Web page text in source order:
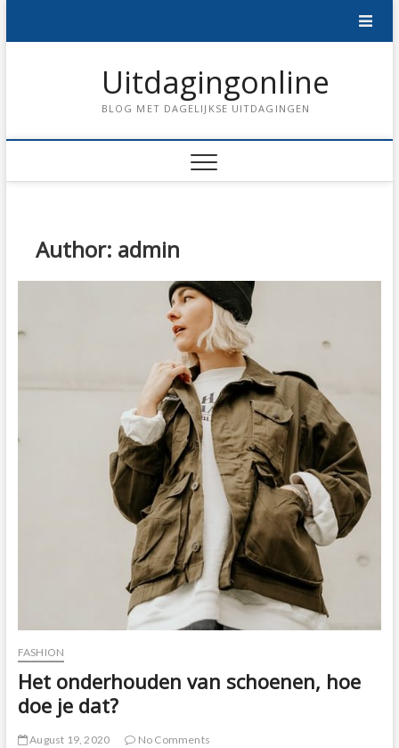
Uitdagingonline
BLOG MET DAGELIJKSE UITDAGINGEN
Author: admin
FASHION
Het onderhouden van schoenen, hoe
doe je dat?
August 19, 2020 No Comments